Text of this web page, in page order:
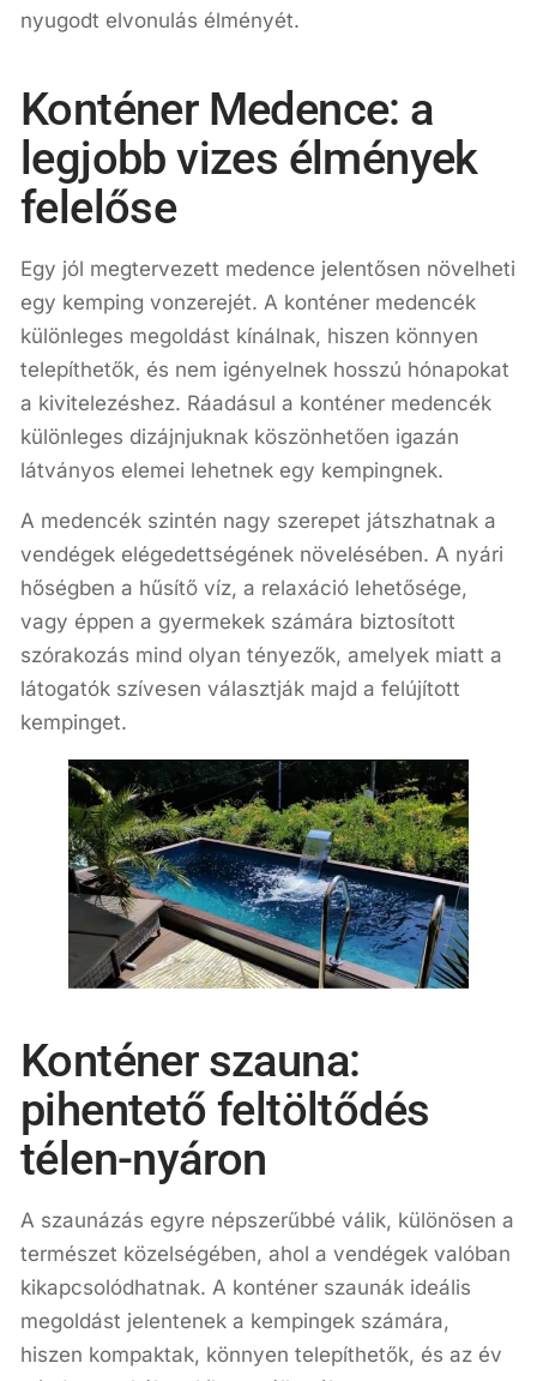
nyugodt elvonulás élményét.
Konténer Medence: a
legjobb vizes élmények
felelőse
Egy jól megtervezett medence jelentősen növelheti
egy kemping vonzerejét. A konténer medencék
különleges megoldást kínálnak, hiszen könnyen
telepíthetők, és nem igényelnek hosszú hónapokat
a kivitelezéshez. Ráadásul a konténer medencék
különleges dizájnjuknak köszönhetően igazán
látványos elemei lehetnek egy kempingnek.
A medencék szintén nagy szerepet játszhatnak a
vendégek elégedettségének növelésében. A nyári
hőségben a hűsítő víz, a relaxáció lehetősége,
vagy éppen a gyermekek számára biztosított
szórakozás mind olyan tényezők, amelyek miatt a
látogatók szívesen választják majd a felújított
kempinget.
Konténer szauna:
pihentető feltöltődés
télen-nyáron
A szaunázás egyre népszerűbbé válik, különösen a
természet közelségében, ahol a vendégek valóban
kikapcsolódhatnak. A konténer szaunák ideális
megoldást jelentenek a kempingek számára,
hiszen kompaktak, könnyen telepíthetők, és az év